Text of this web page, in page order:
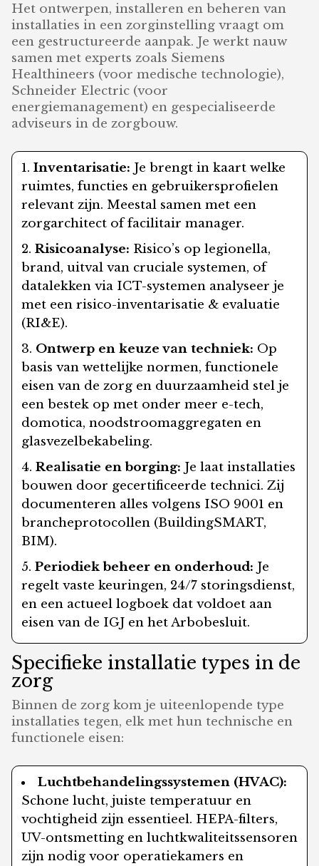
Het ontwerpen, installeren en beheren van
installaties in een zorginstelling vraagt om
een gestructureerde aanpak. Je werkt nauw
samen met experts zoals Siemens
Healthineers (voor medische technologie),
Schneider Electric (voor
energiemanagement) en gespecialiseerde
adviseurs in de zorgbouw.
Inventarisatie: Je brengt in kaart welke
ruimtes, functies en gebruikersprofielen
relevant zijn. Meestal samen met een
zorgarchitect of facilitair manager.
Risicoanalyse: Risico’s op legionella,
brand, uitval van cruciale systemen, of
datalekken via ICT-systemen analyseer je
met een risico-inventarisatie & evaluatie
(RI&E).
Ontwerp en keuze van techniek: Op
basis van wettelijke normen, functionele
eisen van de zorg en duurzaamheid stel je
een bestek op met onder meer e-tech,
domotica, noodstroomaggregaten en
glasvezelbekabeling.
Realisatie en borging: Je laat installaties
bouwen door gecertificeerde technici. Zij
documenteren alles volgens ISO 9001 en
brancheprotocollen (BuildingSMART,
BIM).
Periodiek beheer en onderhoud: Je
regelt vaste keuringen, 24/7 storingsdienst,
en een actueel logboek dat voldoet aan
eisen van de IGJ en het Arbobesluit.
Specifieke installatie types in de
zorg
Binnen de zorg kom je uiteenlopende type
installaties tegen, elk met hun technische en
functionele eisen:
Luchtbehandelingssystemen (HVAC):
Schone lucht, juiste temperatuur en
vochtigheid zijn essentieel. HEPA-filters,
UV-ontsmetting en luchtkwaliteitssensoren
zijn nodig voor operatiekamers en